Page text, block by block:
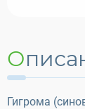
Гигрома